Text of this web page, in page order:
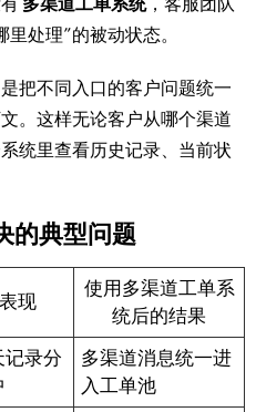
处理”的被动状态。
把不同入口的客户问题统一
。这样无论客户从哪个渠道
统里查看历史记录、当前状
的典型问题
现
使用多渠道工单系
统后的结果
记录分
多渠道消息统一进
入工单池